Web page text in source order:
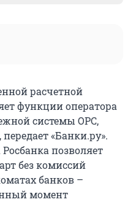
расчетной
функции оператора
системы ОРС,
«Банки.ру».
позволяет
без комиссий
банков –
момент